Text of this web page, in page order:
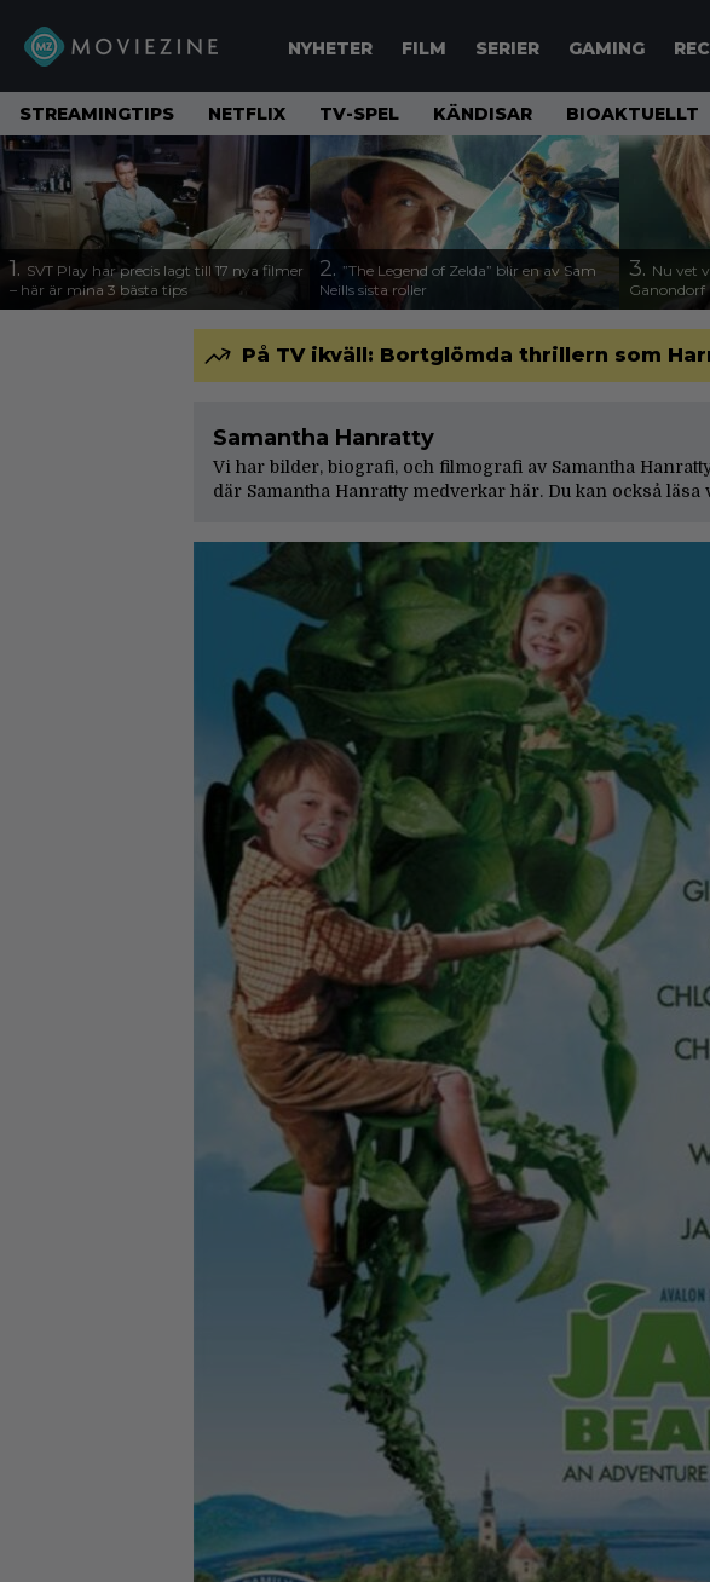
NYHETER FILM SERIER GAMING
STREAMINGTIPS NETFLIX TV-SPEL KÄNDISAR BIOAKTUELLT
1. SVT Play har precis lagt till 17 nya filmer
– här är mina 3 bästa tips
2. ”The Legend of Zelda” blir en av Sam
Neills sista roller
3. Nu vet
Ganondorf
På TV ikväll: Bortglömda thrillern som
Samantha Hanratty
Vi har bilder, biografi, och filmografi av Samantha
där Samantha Hanratty medverkar här. Du kan också läsa